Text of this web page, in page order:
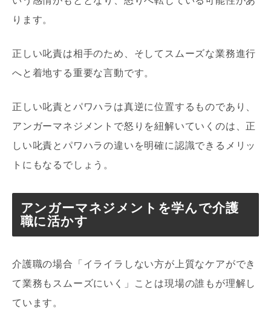
ります。
正しい叱責は相手のため、そしてスムーズな業務進行
へと着地する重要な言動です。
正しい叱責とパワハラは真逆に位置するものであり、
アンガーマネジメントで怒りを紐解いていくのは、正
しい叱責とパワハラの違いを明確に認識できるメリッ
トにもなるでしょう。
アンガーマネジメントを学んで介護
職に活かす
介護職の場合「イライラしない方が上質なケアができ
て業務もスムーズにいく」ことは現場の誰もが理解し
ています。